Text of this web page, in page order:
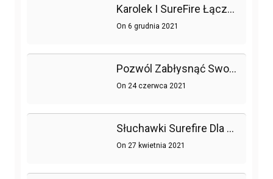
Karolek I SureFire Łączą Siły!
On 6 grudnia 2021
Pozwól Zabłysnąć Swojemu Pokojowi Gier Dzięki Trzem Myszom Surefire
On 24 czerwca 2021
Słuchawki Surefire Dla Prawdziwych Graczy
On 27 kwietnia 2021